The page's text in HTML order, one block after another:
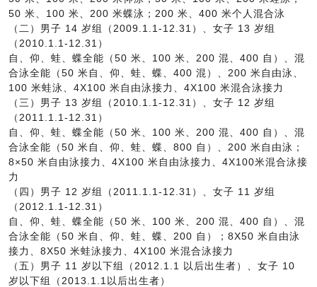
50 米、100 米、200 米蝶泳；200 米、400 米个人混合泳
（二）男子 14 岁组（2009.1.1-12.31）、女子 13 岁组
（2010.1.1-12.31）
自、仰、蛙、蝶全能（50 米、100 米、200 混、400 自）、混
合泳全能（50 米自、仰、蛙、蝶、400 混）、200 米自由泳、
100 米蛙泳、4X100 米自由泳接力、4X100 米混合泳接力
（三）男子 13 岁组（2010.1.1-12.31）、女子 12 岁组
（2011.1.1-12.31）
自、仰、蛙、蝶全能（50 米、100 米、200 混、400 自）、混
合泳全能（50 米自、仰、蛙、蝶、800 自）、200 米自由泳；
8×50 米自由泳接力、4X100 米自由泳接力、4X100米混合泳接
力
（四）男子 12 岁组（2011.1.1-12.31）、女子 11 岁组
（2012.1.1-12.31）
自、仰、蛙、蝶全能（50 米、100 米、200 混、400 自）、混
合泳全能（50 米自、仰、蛙、蝶、200 自）；8X50 米自由泳
接力、8X50 米蛙泳接力、4X100 米混合泳接力
（五）男子 11 岁以下组（2012.1.1 以后出生者）、女子 10
岁以下组（2013.1.1以后出生者）